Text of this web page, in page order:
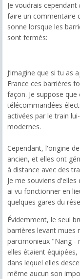
Je voudrais
faire un commentaire
sonne lorsque les
sont fermés:
J’imagine que si tu
France ces barrières
façon. Je suppose
télécommandées
activées par le train
modernes.
Cependant, l'origine
ancien, et elles ont
à distance avec des
Je me souviens
ai vu fonctionner en
quelques gares du
Évidemment, le seul
barrières levant mues
parcimonieux "Nang -
elles étaient
dans lequel elles
même aucun son